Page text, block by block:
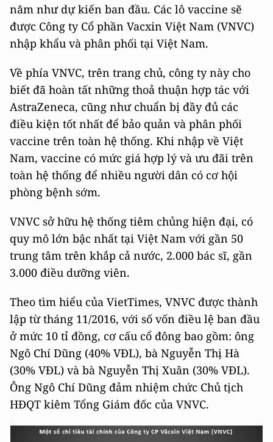
năm như dự kiến ban đầu. Các lô vaccine sẽ
được Công ty Cổ phần Vacxin Việt Nam (VNVC)
nhập khẩu và phân phối tại Việt Nam.
Về phía VNVC, trên trang chủ, công ty này cho
biết đã hoàn tất những thoả thuận hợp tác với
AstraZeneca, cũng như chuẩn bị đầy đủ các
điều kiện tốt nhất để bảo quản và phân phối
vaccine trên toàn hệ thống. Khi nhập về Việt
Nam, vaccine có mức giá hợp lý và ưu đãi trên
toàn hệ thống để nhiều người dân có cơ hội
phòng bệnh sớm.
VNVC sở hữu hệ thống tiêm chủng hiện đại, có
quy mô lớn bậc nhất tại Việt Nam với gần 50
trung tâm trên khắp cả nước, 2.000 bác sĩ, gần
3.000 điều dưỡng viên.
Theo tìm hiểu của VietTimes, VNVC được thành
lập từ tháng 11/2016, với số vốn điều lệ ban đầu
ở mức 10 tỉ đồng, cơ cấu cổ đông bao gồm: ông
Ngô Chí Dũng (40% VĐL), bà Nguyễn Thị Hà
(30% VĐL) và bà Nguyễn Thị Xuân (30% VĐL).
Ông Ngô Chí Dũng đảm nhiệm chức Chủ tịch
HĐQT kiêm Tổng Giám đốc của VNVC.